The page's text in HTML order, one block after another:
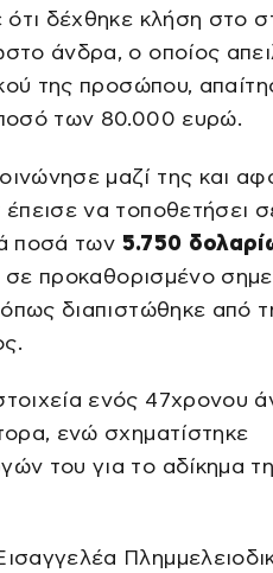
ότι δέχθηκε κλήση στο
άνδρα, ο οποίος
της προσώπου,
των 80.000 ευρώ.
μαζί της και
να τοποθετήσει
ποσά των 5.750
σε προκαθορισμένο
διαπιστώθηκε από
ενός 47χρονου
ενώ σχηματίστηκε
του για το αδίκημα